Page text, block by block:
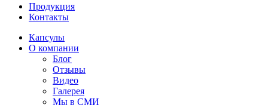
Продукция
Контакты
Капсулы
О компании
Блог
Отзывы
Видео
Галерея
Мы в СМИ